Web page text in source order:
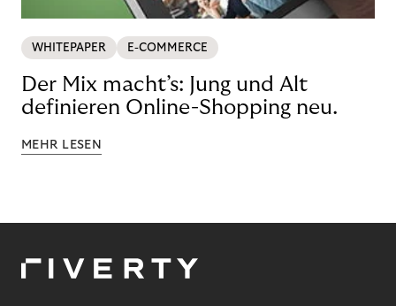
WHITEPAPER E-COMMERCE
Der Mix macht’s: Jung und Alt
definieren Online-Shopping neu.
MEHR LESEN